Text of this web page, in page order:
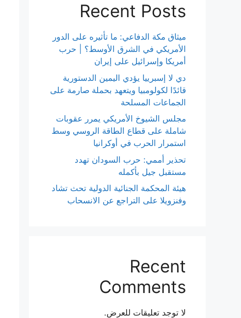
Recent Posts
ميثاق مكة الدفاعي: ما تأثيره على الدور
الأمريكي في الشرق الأوسط؟ | حرب
أمريكا وإسرائيل على إيران
دي لا إسبرييا يؤدي اليمين الدستورية
قائدًا لكولومبيا ويتعهد بحملة صارمة على
الجماعات المسلحة
مجلس الشيوخ الأمريكي يمرر عقوبات
شاملة على قطاع الطاقة الروسي وسط
استمرار الحرب في أوكرانيا
تحذير أممي: حرب السودان تهدد
مستقبل جيل بأكمله
هيئة المحكمة الجنائية الدولية تحث تشاد
وفنزويلا على التراجع عن الانسحاب
Recent
Comments
لا توجد تعليقات للعرض.